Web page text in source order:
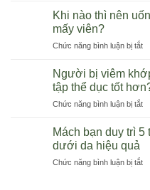
tại
đại
Khi nào thì nên
mấy viên?
Chức năng bình luận bị tắtở
nào
thì
nên
cá
một
Người bị viêm
tập thể dục tốt
Chức năng bình luận bị tắtở
bị
nên
Mách bạn duy trì
dưới da hiệu quả
Chức năng bình luận bị tắtở